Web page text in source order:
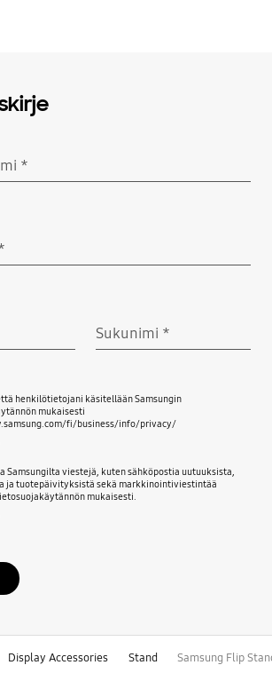
*
Sukunimi *
henkilötietojani käsitellään Samsungin
mukaisesti
fi/business/info/privacy/
Samsungilta viestejä, kuten sähköpostia uutuuksista,
ja tuotepäivityksistä sekä markkinointiviestintää
mukaisesti.
Display Accessories Stand Samsung Flip